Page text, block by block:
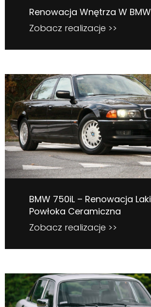
Renowacja Wnętrza W
Zobacz realizacje >>
BMW 750iL – Renowacja
Powłoka Ceramiczna
Zobacz realizacje >>